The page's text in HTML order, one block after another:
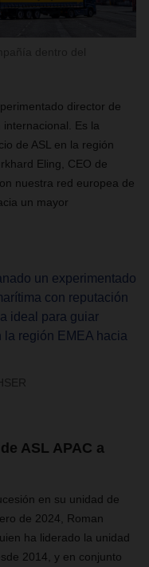
director de
Es la
de ASL en la región
Eling, CEO de
nuestra red europea de
un mayor
un experimentado
con reputación
ideal para guiar
la región EMEA hacia
ASL APAC a
en su unidad de
de 2024, Roman
ha liderado la unidad
2014, y en conjunto